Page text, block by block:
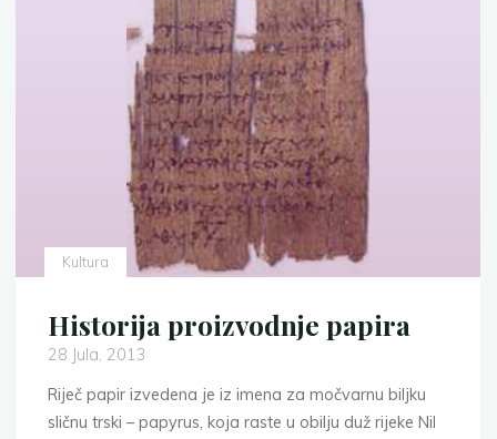
Kultura
Historija proizvodnje papira
28 Jula, 2013
Riječ papir izvedena je iz imena za močvarnu biljku
sličnu trski – papyrus, koja raste u obilju duž rijeke Nil